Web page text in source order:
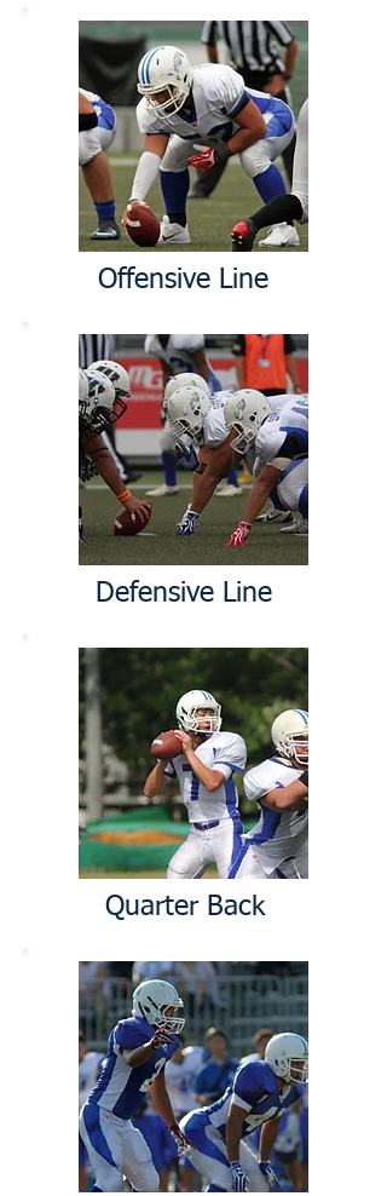
Offensive Line
Defensive Line
Quarter Back